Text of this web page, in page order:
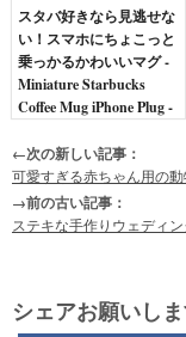
スタバ好きなら見逃せな
い！スマホにちょこっと
乗っかるかわいいマグ -
Miniature Starbucks
Coffee Mug iPhone Plug -
←次の新しい記事：
可愛すぎる赤ちゃん用の動
→前の古い記事：
ステキな手作りウェディ
シェアお願いしま